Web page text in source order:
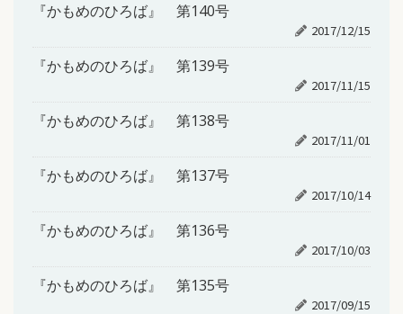
『かもめのひろば』 第140号
2017/12/15
『かもめのひろば』 第139号
2017/11/15
『かもめのひろば』 第138号
2017/11/01
『かもめのひろば』 第137号
2017/10/14
『かもめのひろば』 第136号
2017/10/03
『かもめのひろば』 第135号
2017/09/15